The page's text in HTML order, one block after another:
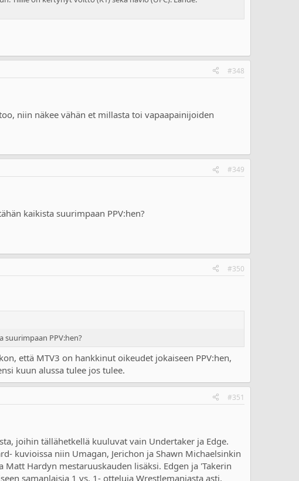
#348
niin näkee vähän et millasta toi vapaapainijoiden
#349
kaikista suurimpaan PPV:hen?
#350
suurimpaan PPV:hen?
että MTV3 on hankkinut oikeudet jokaiseen PPV:hen,
kuun alussa tulee jos tulee.
#351
joihin tällähetkellä kuuluvat vain Undertaker ja Edge.
kuvioissa niin Umagan, Jerichon ja Shawn Michaelsinkin
Hardyn mestaruuskauden lisäksi. Edgen ja 'Takerin
samanlaisia 1 vs. 1- otteluja Wrestlemaniasta asti.